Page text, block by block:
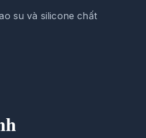
su và silicone chất